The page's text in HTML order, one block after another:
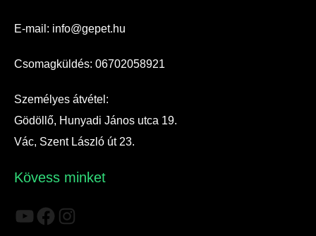
E-mail: info@gepet.hu
Csomagküldés: 06702058921
Személyes átvétel:
Gödöllő, Hunyadi János utca 19.
Vác, Szent László út 23.
Kövess minket
YouTube
Facebook
Instagram